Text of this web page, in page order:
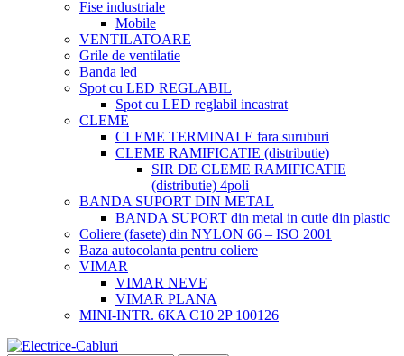
Fise industriale
Mobile
VENTILATOARE
Grile de ventilatie
Banda led
Spot cu LED REGLABIL
Spot cu LED reglabil incastrat
CLEME
CLEME TERMINALE fara suruburi
CLEME RAMIFICATIE (distributie)
SIR DE CLEME RAMIFICATIE
(distributie) 4poli
BANDA SUPORT DIN METAL
BANDA SUPORT din metal in cutie din plastic
Coliere (fasete) din NYLON 66 – ISO 2001
Baza autocolanta pentru coliere
VIMAR
VIMAR NEVE
VIMAR PLANA
MINI-INTR. 6KA C10 2P 100126